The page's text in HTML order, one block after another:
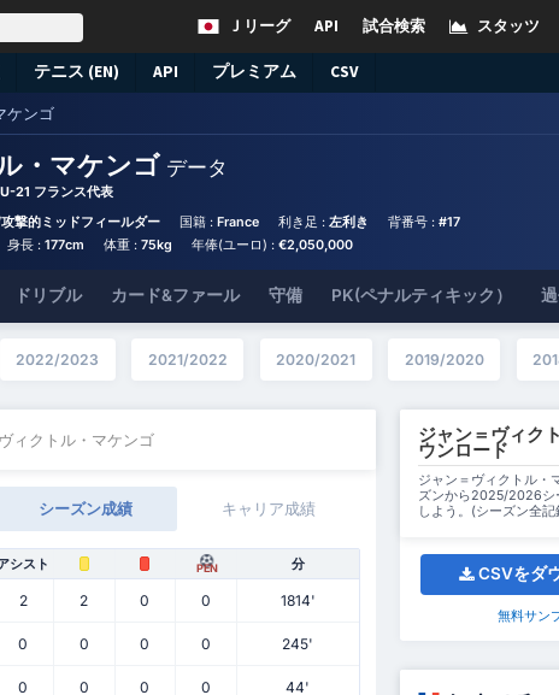
スタッツ
試合検索
API
Ｊリーグ
テニス (EN) API プレミアム CSV
ケンゴ
・マケンゴ データ
U-21 フランス代表
撃的ミッドフィールダー 国籍 : France 利き足 :左利き 背番号 :#17
身長 : 177cm 体重 :75kg 年俸(ユーロ) :€2,050,000
ドリブル カード&ファール 守備 PK(ペナルティキック）
2022/2023 2021/2022 2020/2021 2019/2020
ィクトル・マケンゴ
シーズン成績 キャリア成績
シスト PEN 分
2 2 0 0 1814'
0 0 0 0 245'
0 0 0 0 44'
ジャン＝ヴィク
ウンロード
ジャン＝ヴィクトル・
ズンから2025/2026シ
しよう。(シーズン全
CSVをダ
無料サン